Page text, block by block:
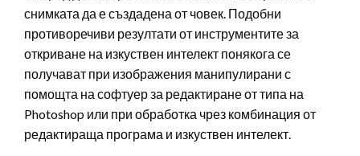
снимката да е създадена от човек. Подобни
противоречиви резултати от инструментите за
откриване на изкуствен интелект понякога се
получават при изображения манипулирани с
помощта на софтуер за редактиране от типа на
Photoshop или при обработка чрез комбинация от
редактираща програма и изкуствен интелект.